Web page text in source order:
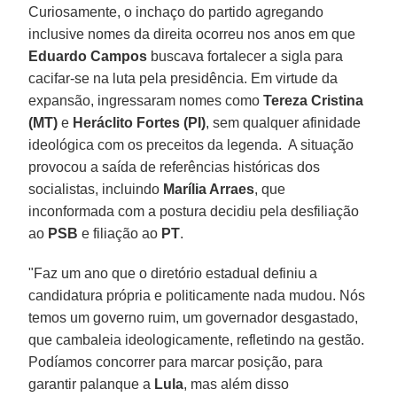
Curiosamente, o inchaço do partido agregando
inclusive nomes da direita ocorreu nos anos em que
Eduardo Campos buscava fortalecer a sigla para
cacifar-se na luta pela presidência. Em virtude da
expansão, ingressaram nomes comoTereza Cristina
(MT) e Heráclito Fortes (PI), sem qualquer afinidade
ideológica com os preceitos da legenda. A situação
provocou a saída de referências históricas dos
socialistas, incluindo Marília Arraes, que
inconformada com a postura decidiu pela desfiliação
ao PSB e filiação ao PT.
"Faz um ano que o diretório estadual definiu a
candidatura própria e politicamente nada mudou. Nós
temos um governo ruim, um governador desgastado,
que cambaleia ideologicamente, refletindo na gestão.
Podíamos concorrer para marcar posição, para
garantir palanque a Lula, mas além disso